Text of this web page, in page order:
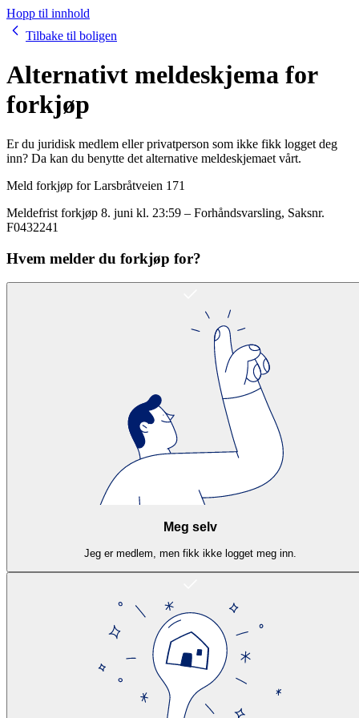
Hopp til innhold
Tilbake til boligen
Alternativt meldeskjema for
forkjøp
Er du juridisk medlem eller privatperson som ikke fikk logget deg
inn? Da kan du benytte det alternative meldeskjemaet vårt.
Meld forkjøp forLarsbråtveien 171
Meldefrist forkjøp 8. juni kl. 23:59 – Forhåndsvarsling, Saksnr.
F0432241
Hvem melder du forkjøp for?
Meg selv
Jeg er medlem, men fikk ikke logget meg inn.